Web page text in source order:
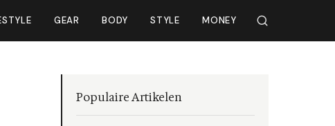
GEAR BODY STYLE MONEY
Populaire Artikelen